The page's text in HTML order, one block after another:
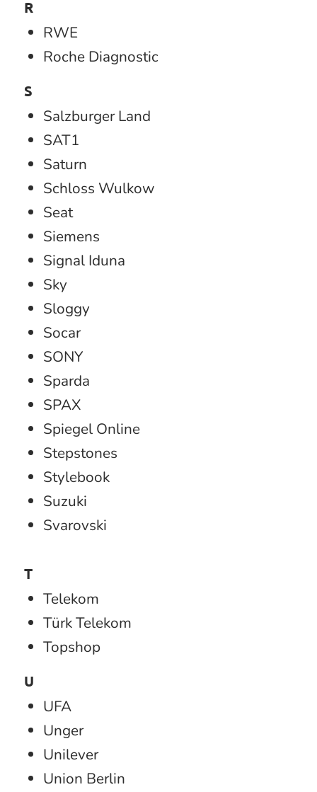
R
RWE
Roche Diagnostic
S
Salzburger Land
SAT1
Saturn
Schloss Wulkow
Seat
Siemens
Signal Iduna
Sky
Sloggy
Socar
SONY
Sparda
SPAX
Spiegel Online
Stepstones
Stylebook
Suzuki
Svarovski
T
Telekom
Türk Telekom
Topshop
U
UFA
Unger
Unilever
Union Berlin